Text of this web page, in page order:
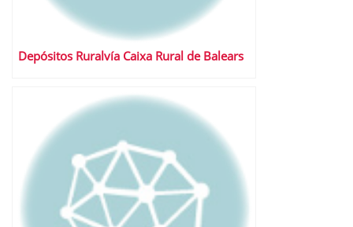
Depósitos Ruralvía Caixa Rural de Balears